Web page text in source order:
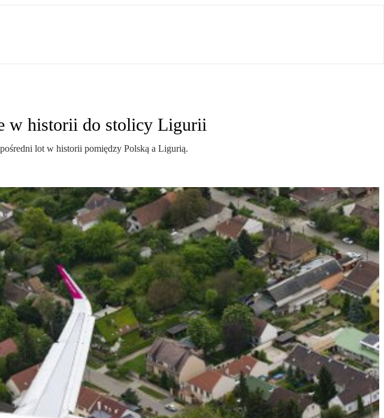
w historii do stolicy Ligurii
lot w historii pomiędzy Polską a Ligurią.